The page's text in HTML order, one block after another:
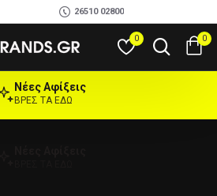
26510 02800
0 0
Νέες Αφίξεις
ΒΡΕΣ ΤΑ ΕΔΩ